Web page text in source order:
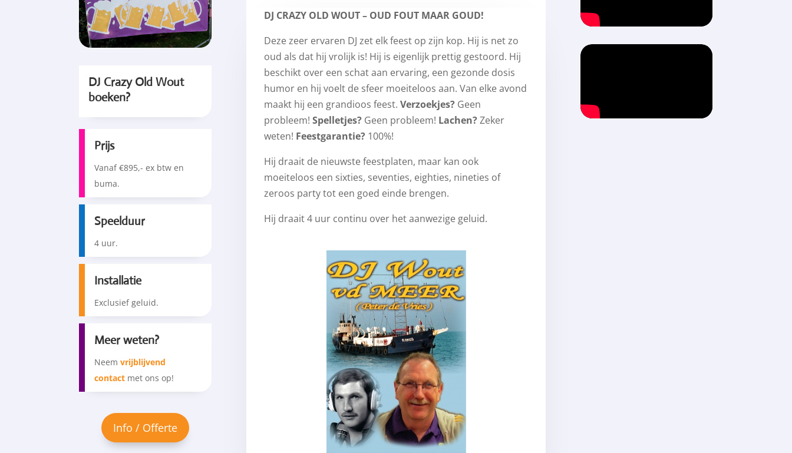
DJ Crazy Old Wout
boeken?
Prijs
Vanaf €895,- ex btw en
buma.
Speelduur
4 uur.
Installatie
Exclusief geluid.
Meer weten?
Neemvrijblijvend
contact met ons op!
DJ CRAZY OLD WOUT – OUD FOUT MAAR GOUD!
Deze zeer ervaren DJ zet elk feest op zijn kop. Hij is net zo
oud als dat hij vrolijk is! Hij is eigenlijk prettig gestoord. Hij
beschikt over een schat aan ervaring, een gezonde dosis
humor en hij voelt de sfeer moeiteloos aan. Van elke avond
maakt hij een grandioos feest. Verzoekjes? Geen
probleem! Spelletjes? Geen probleem! Lachen?Zeker
weten! Feestgarantie?100%!
Hij draait de nieuwste feestplaten, maar kan ook
moeiteloos een sixties, seventies, eighties, nineties of
zeroos party tot een goed einde brengen.
Hij draait 4 uur continu over het aanwezige geluid.